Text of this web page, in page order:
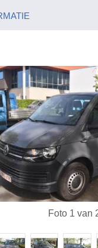
Foto 1 van